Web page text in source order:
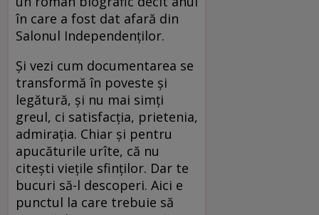
în care a fost dat afară din
Salonul Independenților.
Și vezi cum documentarea se
transformă în poveste și
legătură, și nu mai simți
greul, ci satisfacția, prietenia,
admirația. Chiar și pentru
apucăturile urîte, că nu
citești viețile sfinților. Dar te
bucuri să-l descoperi. Aici e
punctul la care trebuie să